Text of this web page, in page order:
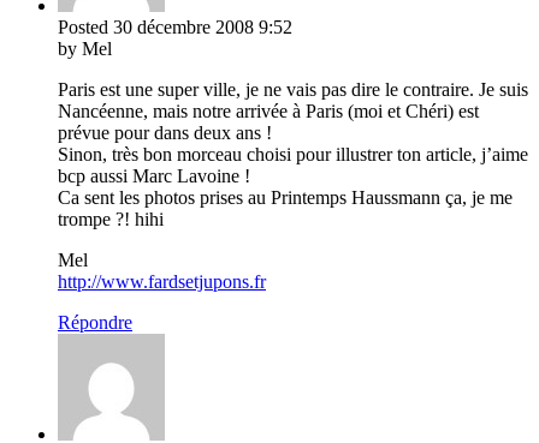
Posted 30 décembre 2008 9:52
by Mel
Paris est une super ville, je ne vais pas dire le contraire. Je suis
Nancéenne, mais notre arrivée à Paris (moi et Chéri) est
prévue pour dans deux ans !
Sinon, très bon morceau choisi pour illustrer ton article, j’aime
bcp aussi Marc Lavoine !
Ca sent les photos prises au Printemps Haussmann ça, je me
trompe ?! hihi
Mel
http://www.fardsetjupons.fr
Répondre